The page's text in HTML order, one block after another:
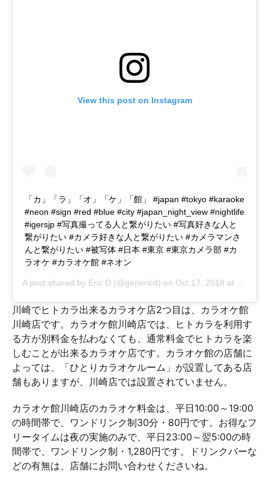
View this post on Instagram
「カ」「ラ」「オ」「ケ」「館」 #japan #tokyo #karaoke
#neon #sign #red #blue #city #japan_night_view #nightlife
#igersjp #写真撮ってる人と繋がりたい #写真好きな人と
繋がりたい #カメラ好きな人と繋がりたい #カメラマンさ
んと繋がりたい #被写体 #日本 #東京 #東京カメラ部 #カ
ラオケ #カラオケ館 #ネオン
A post shared by Eric D (@genericd) on Oct 17, 2018 at 5:42pm PDT
川崎でヒトカラ出来るカラオケ店2つ目は、カラオケ館
川崎店です。カラオケ館川崎店では、ヒトカラを利用す
る方が別料金を払わなくても、通常料金でヒトカラを楽
しむことが出来るカラオケ店です。カラオケ館の店舗に
よっては、「ひとりカラオケルーム」が設置してある店
舗もありますが、川崎店では設置されていません。
カラオケ館川崎店のカラオケ料金は、平日10:00～19:00
の時間帯で、ワンドリンク制30分・80円です。お得なフ
リータイムは夜の実施のみで、平日23:00～翌5:00の時
間帯で、ワンドリンク制・1,280円です。ドリンクバーな
どの有無は、店舗にお問い合わせくださいね。